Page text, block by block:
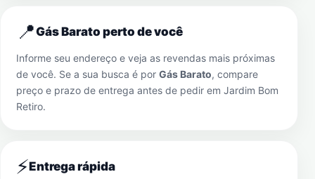
📍Gás Barato perto de você
Informe seu endereço e veja as revendas mais próximas
de você. Se a sua busca é por Gás Barato, compare
preço e prazo de entrega antes de pedir em Jardim Bom
Retiro.
⚡Entrega rápida